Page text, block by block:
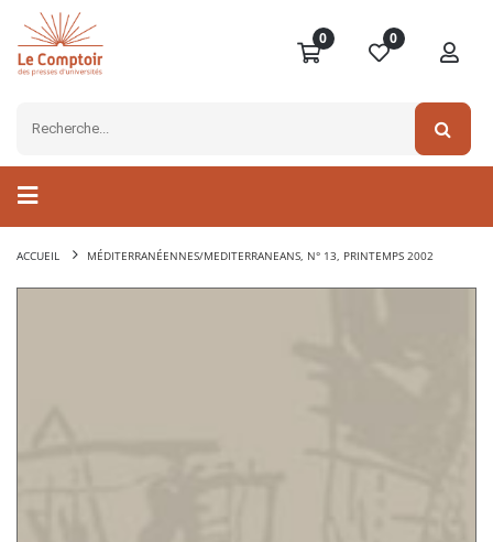
0 0
ACCUEIL MÉDITERRANÉENNES/MEDITERRANEANS, N° 13, PRINTEMPS 2002